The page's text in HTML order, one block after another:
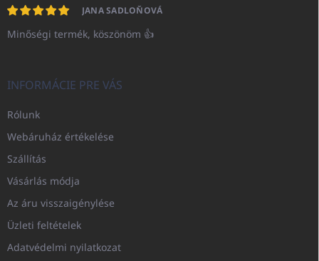
JANA SADLOŇOVÁ
Minőségi termék, köszönöm 👍
INFORMÁCIE PRE VÁS
Rólunk
Webáruház értékelése
Szállítás
Vásárlás módja
Az áru visszaigénylése
Üzleti feltételek
Adatvédelmi nyilatkozat